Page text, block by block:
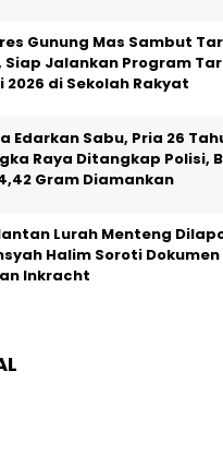
Gunung Mas Sambut
Siap Jalankan Program
2026 di Sekolah Rakyat
Edarkan Sabu, Pria 26
Raya Ditangkap Polisi,
Gram Diamankan
Lurah Menteng
Halim Soroti
Inkracht